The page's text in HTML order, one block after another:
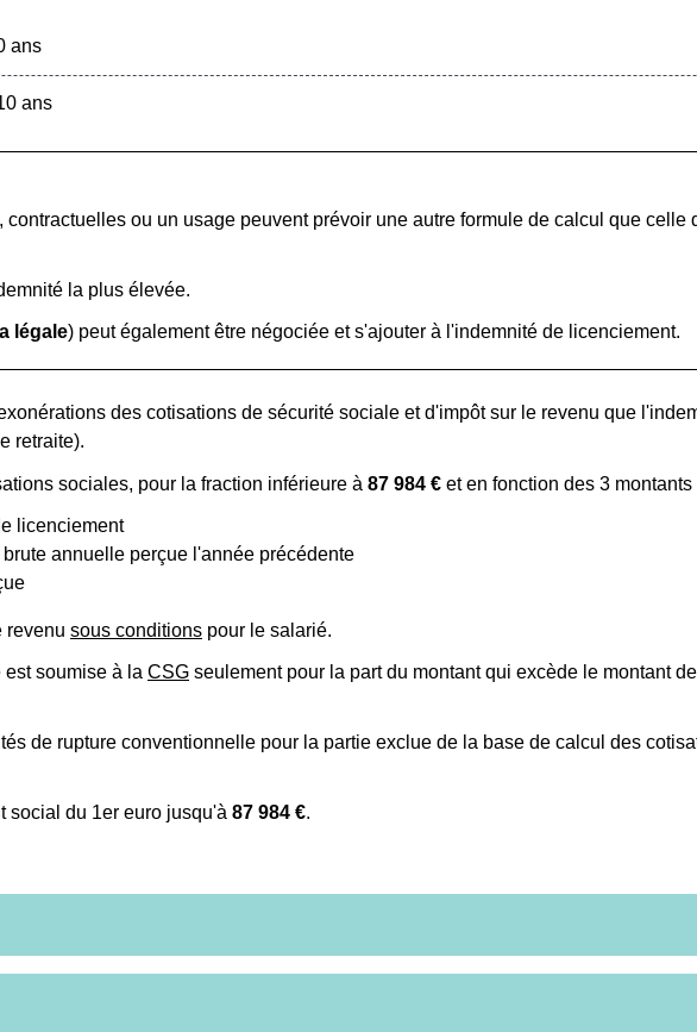
ans
ans
, contractuelles ou un usage peuvent prévoir une autre formule de calcul que celle
la plus élevée.
légale) peut également être négociée et s'ajouter à l'indemnité de licenciement.
des cotisations de sécurité sociale et d'impôt sur le revenu que
retraite).
sociales, pour la fraction inférieure à 87 984 € et en fonction des 3 montants
licenciement
annuelle perçue l'année précédente
revenu sous conditions pour le salarié.
soumise à la CSG seulement pour la part du montant qui excède le montant
de rupture conventionnelle pour la partie exclue de la base de calcul des
social du 1er euro jusqu'à 87 984 €.